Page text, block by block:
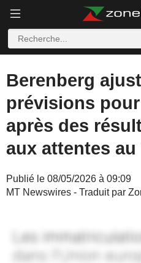
Berenberg
prévisions
après des
aux attentes au
Publié le 08/05/2026 à 09:09
MT Newswires - Traduit par